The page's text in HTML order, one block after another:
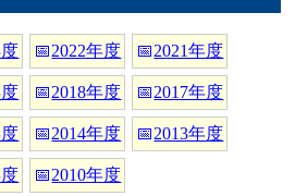
📅2022年度 📅2021年度
📅2018年度 📅2017年度
📅2014年度 📅2013年度
📅2010年度